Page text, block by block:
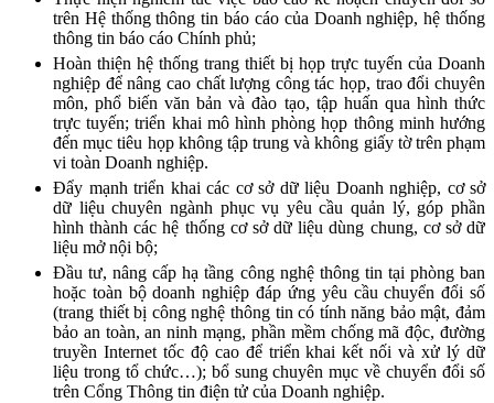
trên Hệ thống thông tin báo cáo của Doanh nghiệp, hệ thống
thông tin báo cáo Chính phủ;
Hoàn thiện hệ thống trang thiết bị họp trực tuyến của Doanh
nghiệp để nâng cao chất lượng công tác họp, trao đổi chuyên
môn, phổ biến văn bản và đào tạo, tập huấn qua hình thức
trực tuyến; triển khai mô hình phòng họp thông minh hướng
đến mục tiêu họp không tập trung và không giấy tờ trên phạm
vi toàn Doanh nghiệp.
Đẩy mạnh triển khai các cơ sở dữ liệu Doanh nghiệp, cơ sở
dữ liệu chuyên ngành phục vụ yêu cầu quản lý, góp phần
hình thành các hệ thống cơ sở dữ liệu dùng chung, cơ sở dữ
liệu mở nội bộ;
Đầu tư, nâng cấp hạ tầng công nghệ thông tin tại phòng ban
hoặc toàn bộ doanh nghiệp đáp ứng yêu cầu chuyển đổi số
(trang thiết bị công nghệ thông tin có tính năng bảo mật, đảm
bảo an toàn, an ninh mạng, phần mềm chống mã độc, đường
truyền Internet tốc độ cao để triển khai kết nối và xử lý dữ
liệu trong tổ chức…); bổ sung chuyên mục về chuyển đổi số
trên Cổng Thông tin điện tử của Doanh nghiệp.